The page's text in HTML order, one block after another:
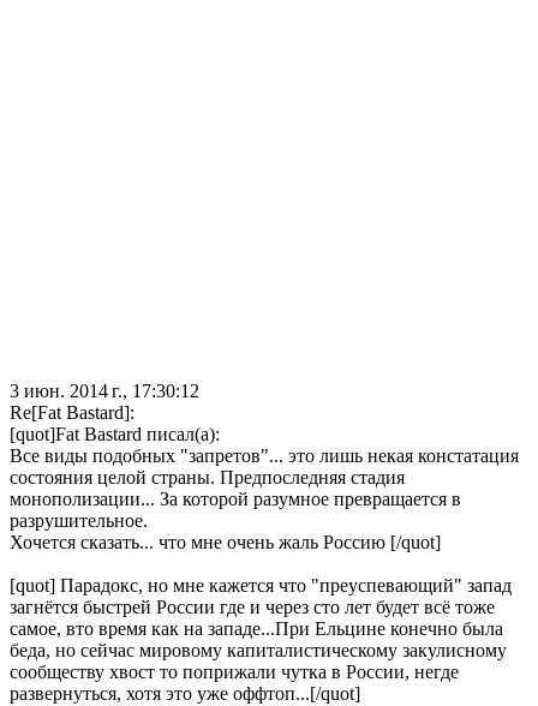
3 июн. 2014 г., 17:30:12
Re[Fat Bastard]:
[quot]Fat Bastard писал(а):
Все виды подобных "запретов"... это лишь некая констатация
состояния целой страны. Предпоследняя стадия
монополизации... За которой разумное превращается в
разрушительное.
Хочется сказать... что мне очень жаль Россию [/quot]
[quot] Парадокс, но мне кажется что "преуспевающий" запад
загнётся быстрей России где и через сто лет будет всё тоже
самое, вто время как на западе...При Ельцине конечно была
беда, но сейчас мировому капиталистическому закулисному
сообществу хвост то поприжали чутка в России, негде
развернуться, хотя это уже оффтоп...[/quot]